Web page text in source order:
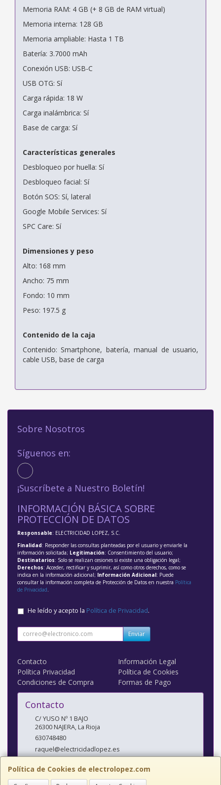
Memoria RAM: 4 GB (+ 8 GB de RAM virtual)
Memoria interna: 128 GB
Memoria ampliable: Hasta 1 TB
Batería: 3.7000 mAh
Conexión USB: USB-C
USB OTG: Sí
Carga rápida: 18 W
Carga inalámbrica: Sí
Base de carga: Sí
Características generales
Desbloqueo por huella: Sí
Desbloqueo facial: Sí
Botón SOS: Sí, lateral
Google Mobile Services: Sí
SPC Care: Sí
Dimensiones y peso
Alto: 168 mm
Ancho: 75 mm
Fondo: 10 mm
Peso: 197.5 g
Contenido de la caja
Contenido: Smartphone, batería, manual de usuario,
cable USB, base de carga
Política de Cookies de electrolopez.com
Sobre Nosotros
Síguenos en:
¡Suscríbete a Nuestro Boletín!
INFORMACIÓN BÁSICA SOBRE
PROTECCIÓN DE DATOS
Responsable: ELECTRICIDAD LOPEZ, S.C.
Finalidad: Responder las consultas planteadas por el usuario y enviarle la
información solicitada; Legitimación: Consentimiento del usuario;
Destinatarios: Solo se realizan cesiones si existe una obligación legal;
Derechos: Acceder, rectificar y suprimir, así como otros derechos, como se
indica en la información adicional; Información Adicional: Puede
consultar la información completa de Protección de Datos en nuestra Política
de Privacidad
He leído y acepto la Política de Privacidad.
Enviar
Contacto
Información Legal
Política Privacidad
Política de Cookies
Condiciones de Compra
Formas de Pago
Contacto
C/ YUSO Nº 1 BAJO
26300NAJERA,La Rioja
630748480
raquel@electricidadlopez.es
Horario